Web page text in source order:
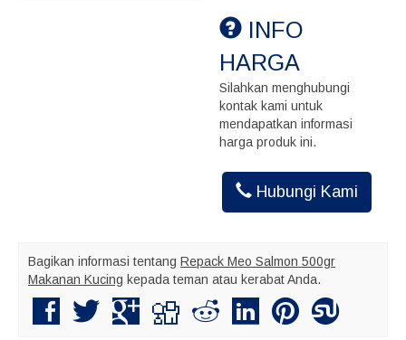
INFO
HARGA
Silahkan menghubungi
kontak kami untuk
mendapatkan informasi
harga produk ini.
Hubungi Kami
Bagikan informasi tentang Repack Meo Salmon 500gr
Makanan Kucing kepada teman atau kerabat Anda.